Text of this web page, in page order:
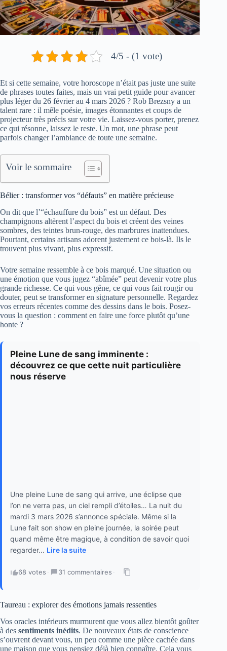
4/5 - (1 vote)
Et si cette semaine, votre horoscope n’était pas juste une suite
de phrases toutes faites, mais un vrai petit guide pour avancer
plus léger du 26 février au 4 mars 2026 ? Rob Brezsny a un
talent rare : il mêle poésie, images étonnantes et coups de
projecteur très précis sur votre vie. Laissez-vous porter, prenez
ce qui résonne, laissez le reste. Un mot, une phrase peut
parfois changer l’ambiance de toute une semaine.
Voir le sommaire
Bélier : transformer vos “défauts” en matière précieuse
On dit que l’“échauffure du bois” est un défaut. Des
champignons altèrent l’aspect du bois et créent des veines
sombres, des teintes brun-rouge, des marbrures inattendues.
Pourtant, certains artisans adorent justement ce bois-là. Ils le
trouvent plus vivant, plus expressif.
Votre semaine ressemble à ce bois marqué. Une situation ou
une émotion que vous jugez “abîmée” peut devenir votre plus
grande richesse. Ce qui vous gêne, ce qui vous fait rougir ou
douter, peut se transformer en signature personnelle. Regardez
vos erreurs récentes comme des dessins dans le bois. Posez-
vous la question : comment en faire une force plutôt qu’une
honte ?
Pleine Lune de sang imminente :
découvrez ce que cette nuit particulière
nous réserve
Une pleine Lune de sang qui arrive, une éclipse que
l’on ne verra pas, un ciel rempli d’étoiles… La nuit du
mardi 3 mars 2026 s’annonce spéciale. Même si la
Lune fait son show en pleine journée, la soirée peut
quand même être magique, à condition de savoir quoi
regarder... Lire la suite
68 votes · 31 commentaires ·
Taureau : explorer des émotions jamais ressenties
Vos oracles intérieurs murmurent que vous allez bientôt goûter
à des sentiments inédits. De nouveaux états de conscience
s’ouvrent devant vous, un peu comme une pièce cachée dans
une maison que vous pensiez déjà bien connaître. Cela vous